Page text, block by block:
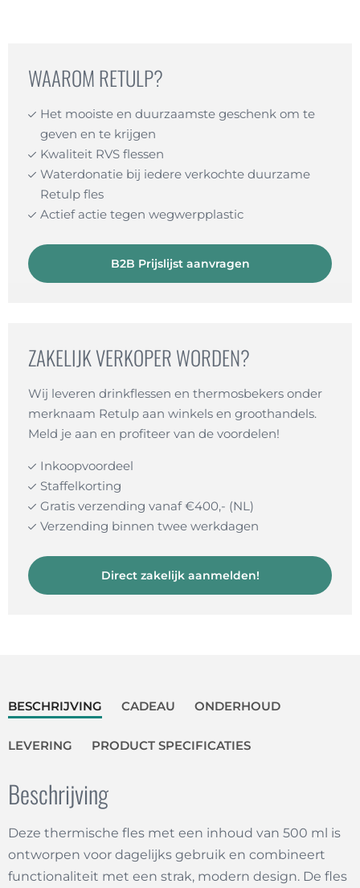
WAAROM RETULP?
Het mooiste en duurzaamste geschenk om te
geven en te krijgen
Kwaliteit RVS flessen
Waterdonatie bij iedere verkochte duurzame
Retulp fles
Actief actie tegen wegwerpplastic
B2B Prijslijst aanvragen
ZAKELIJK VERKOPER WORDEN?
Wij leveren drinkflessen en thermosbekers onder
merknaam Retulp aan winkels en groothandels.
Meld je aan en profiteer van de voordelen!
Inkoopvoordeel
Staffelkorting
Gratis verzending vanaf €400,- (NL)
Verzending binnen twee werkdagen
Direct zakelijk aanmelden!
BESCHRIJVING CADEAU ONDERHOUD
LEVERING PRODUCT SPECIFICATIES
Beschrijving
Deze thermische fles met een inhoud van 500 ml is
ontworpen voor dagelijks gebruik en combineert
functionaliteit met een strak, modern design. De fles